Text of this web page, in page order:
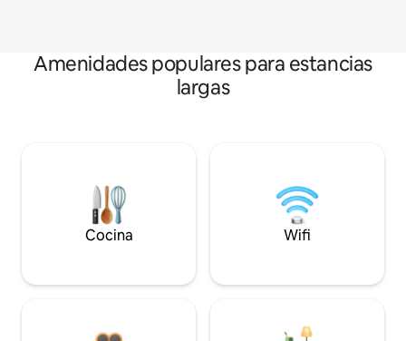
Amenidades populares para estancias
largas
Cocina Wifi